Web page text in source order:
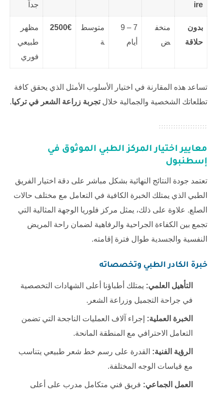
ire
جداً
بدون
حلاقة
منخف
ض
7 – 9
أيام
متوسط
ة
2500€
مظهر
طبيعي
فوري
تساعد هذه المقارنة في اختيار الأسلوب الأمثل الذي يحقق كافة
تطلعاتك الشخصية والجمالية خلالتجربة زراعة الشعر في تركيا.
معايير اختيار المركز الطبي الموثوق في
إسطنبول
تعتمد جودة النتائج النهائية بشكل مباشر على دقة اختيار الفريق
الطبي الذي يمتلك الخبرة الكافية في التعامل مع مختلف حالات
الصلع. علاوة على ذلك، يمثل مركز فلوريا الوجهة المثالية التي
تجمع بين الكفاءة الجراحية والرفاهية لضمان راحة المريض
النفسية والجسدية طوال فترة إقامته.
خبرة الكادر الطبي وتخصصاته
التأهيل العلمي: يمتلك أطباؤنا أعلى الشهادات التخصصية
في جراحة التجميل وزراعة الشعر.
الخبرة العملية: إجراء آلاف العمليات الناجحة التي تضمن
التعامل الاحترافي مع المنطقة المانحة.
الرؤية الفنية: القدرة على رسم خط شعر طبيعي يتناسب
مع قياسات الوجه المختلفة.
العمل الجماعي: فريق فني متكامل مدرب على أعلى